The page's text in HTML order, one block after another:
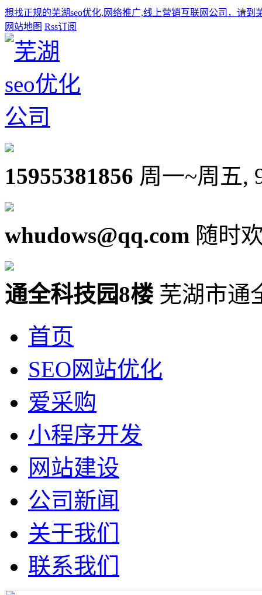
想找正规的芜湖seo优化,网络推广,线上营销互联网公司，请到
网站地图 Rss订阅
15955381856 周一~周五,
whudows@qq.com 随时
通全科技园8楼 芜湖市通
首页
SEO网站优化
爱采购
小程序开发
网站建设
公司新闻
关于我们
联系我们